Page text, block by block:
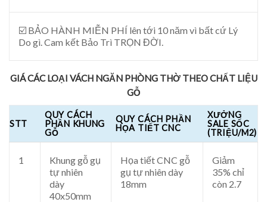
☑️ BẢO HÀNH MIỄN PHÍ lên tới 10 năm vì bất cứ Lý
Do gì. Cam kết Bảo Trì TRỌN ĐỜI.
GIÁ CÁC LOẠI VÁCH NGĂN PHÒNG THỜ THEO CHẤT LIỆU
GỖ
STT
QUY CÁCH
PHẦN KHUNG
GỖ
QUY CÁCH PHẦN
HỌA TIẾT CNC
XƯỞNG
SALE SỐC
(TRIỆU/M2)
1
Khung gỗ gụ
tự nhiên
dày
40x50mm
Họa tiết CNC gỗ
gụ tự nhiên dày
18mm
Giảm
35% chỉ
còn 2.7